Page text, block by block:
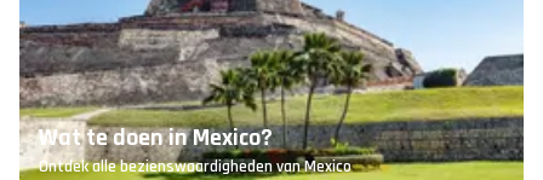
Wat te doen in Mexico?
Ontdek alle bezienswaardigheden van Mexico